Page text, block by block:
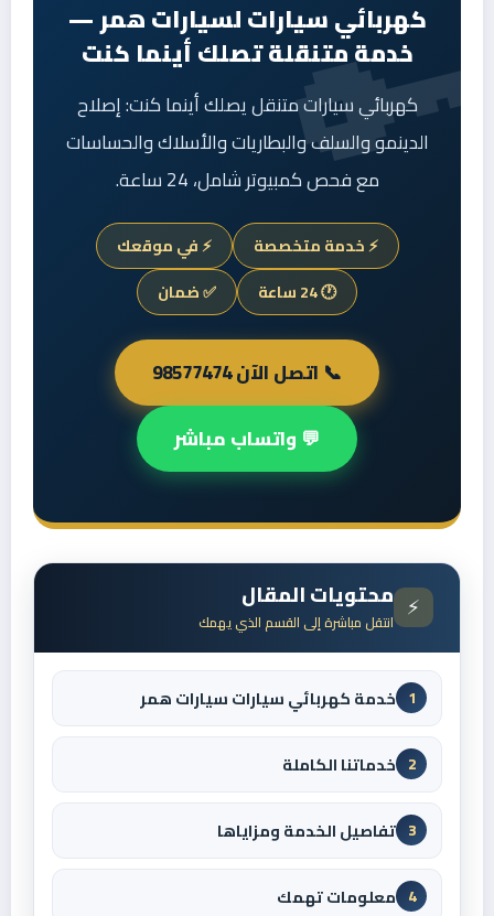
كهربائي سيارات لسيارات همر —
خدمة متنقلة تصلك أينما كنت
كهربائي سيارات متنقل يصلك أينما كنت: إصلاح
الدينمو والسلف والبطاريات والأسلاك والحساسات
مع فحص كمبيوتر شامل، 24 ساعة.
⚡ خدمة متخصصة
⚡ في موقعك
🕐 24 ساعة
✅ ضمان
📞 اتصل الآن 98577474
💬 واتساب مباشر
⚡ محتويات المقال
انتقل مباشرة إلى القسم الذي يهمك
1 خدمة كهربائي سيارات سيارات همر
2 خدماتنا الكاملة
3 تفاصيل الخدمة ومزاياها
4 معلومات تهمك